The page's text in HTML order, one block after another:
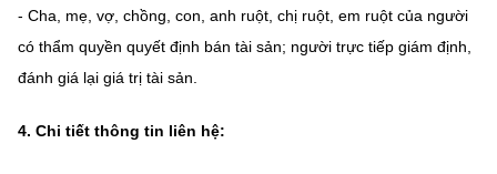
- Cha, mẹ, vợ, chồng, con, anh ruột, chị ruột, em ruột của người
có thẩm quyền quyết định bán tài sản; người trực tiếp giám định,
đánh giá lại giá trị tài sản.
4. Chi tiết thông tin liên hệ: